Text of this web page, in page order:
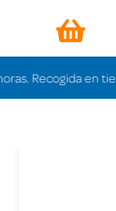
en tiendas